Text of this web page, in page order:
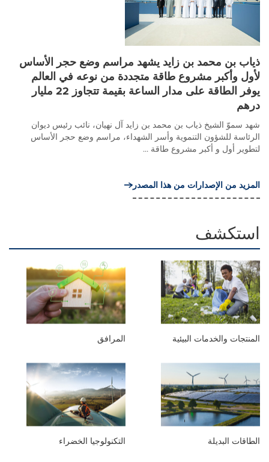
ذياب بن محمد بن زايد يشهد مراسم وضع حجر الأساس
لأول وأكبر مشروع طاقة متجددة من نوعه في العالم
يوفر الطاقة على مدار الساعة بقيمة تتجاوز 22 مليار
درهم
شهد سموّ الشيخ ذياب بن محمد بن زايد آل نهيان، نائب رئيس ديوان
الرئاسة للشؤون التنموية وأسر الشهداء، مراسم وضع حجر الأساس
لتطوير أول و أكبر مشروع طاقة ...
المزيد من الإصدارات من هذا المصدر
استكشف
المنتجات والخدمات البيئية المرافق
الطاقات البديلة التكنولوجيا الخضراء